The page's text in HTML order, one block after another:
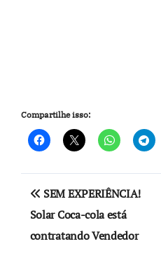
Compartilhe isso:
Navegação
de
Post
SEM EXPERIÊNCIA!
Solar Coca-cola está
contratando Vendedor